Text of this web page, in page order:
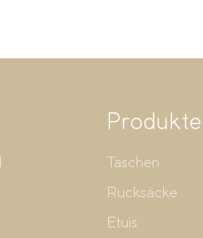
Produkte
Taschen
Rucksäcke
Etuis